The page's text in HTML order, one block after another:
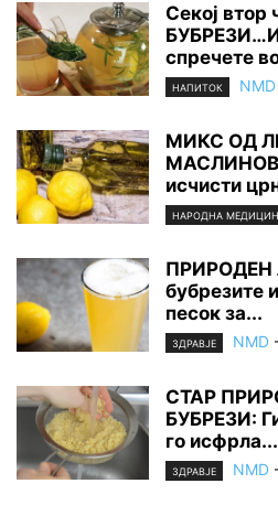
Секој
спречете
НАПИТОК NMD
МИКС ОД
исчисти
НАРОДНА
ПРИРОДЕН
бубрезите
песок за...
ЗДРАВЈЕ NMD
СТАР
БУБРЕЗИ:
го исфрла...
ЗДРАВЈЕ NMD